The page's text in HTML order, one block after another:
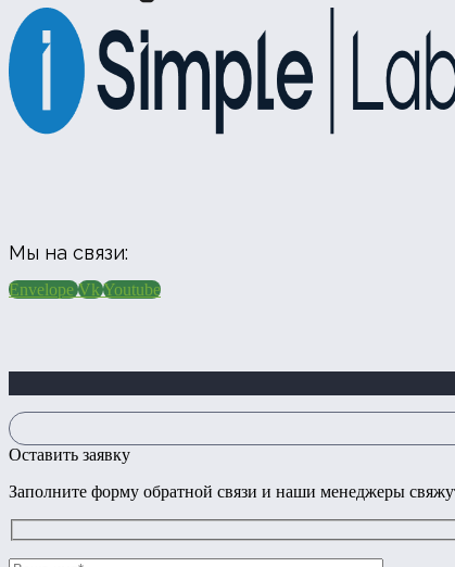
Мы на связи:
Envelope Vk Youtube
Оставить заявку
Заполните форму обратной связи и наши менеджеры